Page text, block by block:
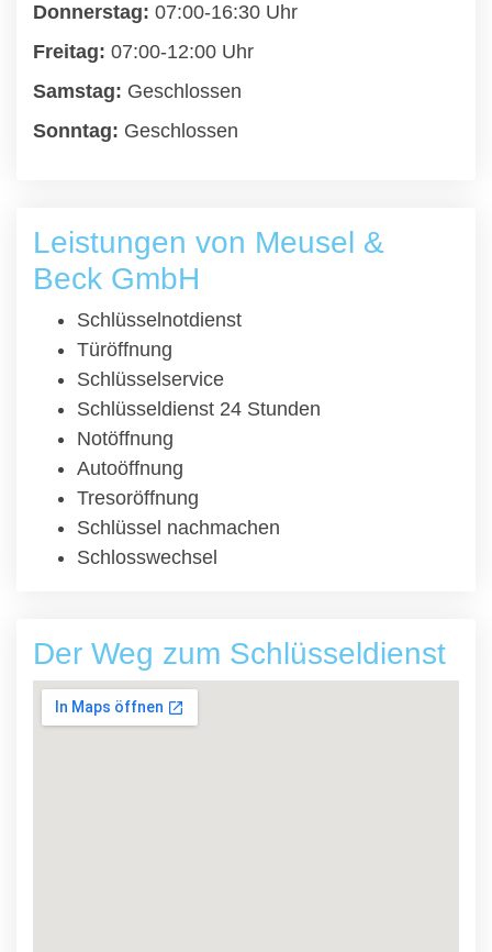
Donnerstag: 07:00-16:30 Uhr
Freitag: 07:00-12:00 Uhr
Samstag: Geschlossen
Sonntag: Geschlossen
Leistungen von Meusel &
Beck GmbH
Schlüsselnotdienst
Türöffnung
Schlüsselservice
Schlüsseldienst 24 Stunden
Notöffnung
Autoöffnung
Tresoröffnung
Schlüssel nachmachen
Schlosswechsel
Der Weg zum Schlüsseldienst